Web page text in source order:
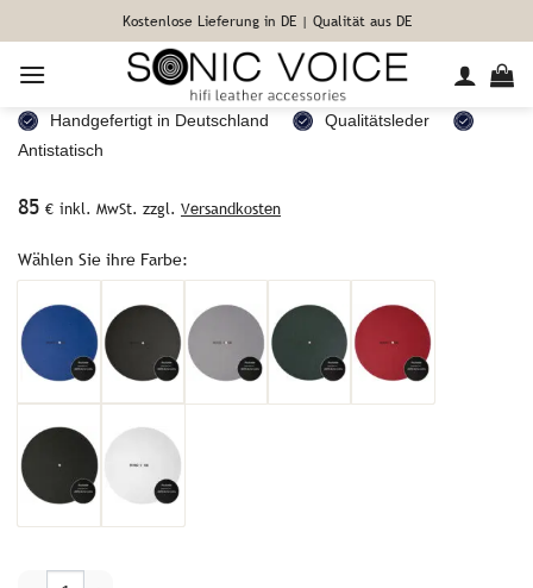
Inhalt
springen
Kostenlose Lieferung in DE | Qualität aus DE
UND WOLLFILZ
Gönnen Sie sich ein optimiertes Hörerlebnis
Handgefertigt in Deutschland
Qualitätsleder
Antistatisch
85 € inkl. MwSt. zzgl. Versandkosten
Wählen Sie ihre Farbe:
Anzahl